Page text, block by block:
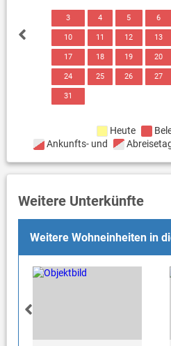
3 4 5 6
10 11 12 13
17 18 19 20
24 25 26 27
31
Heute
Ankunfts- und
Weitere Unterkünfte
Weitere Wohneinheiten in